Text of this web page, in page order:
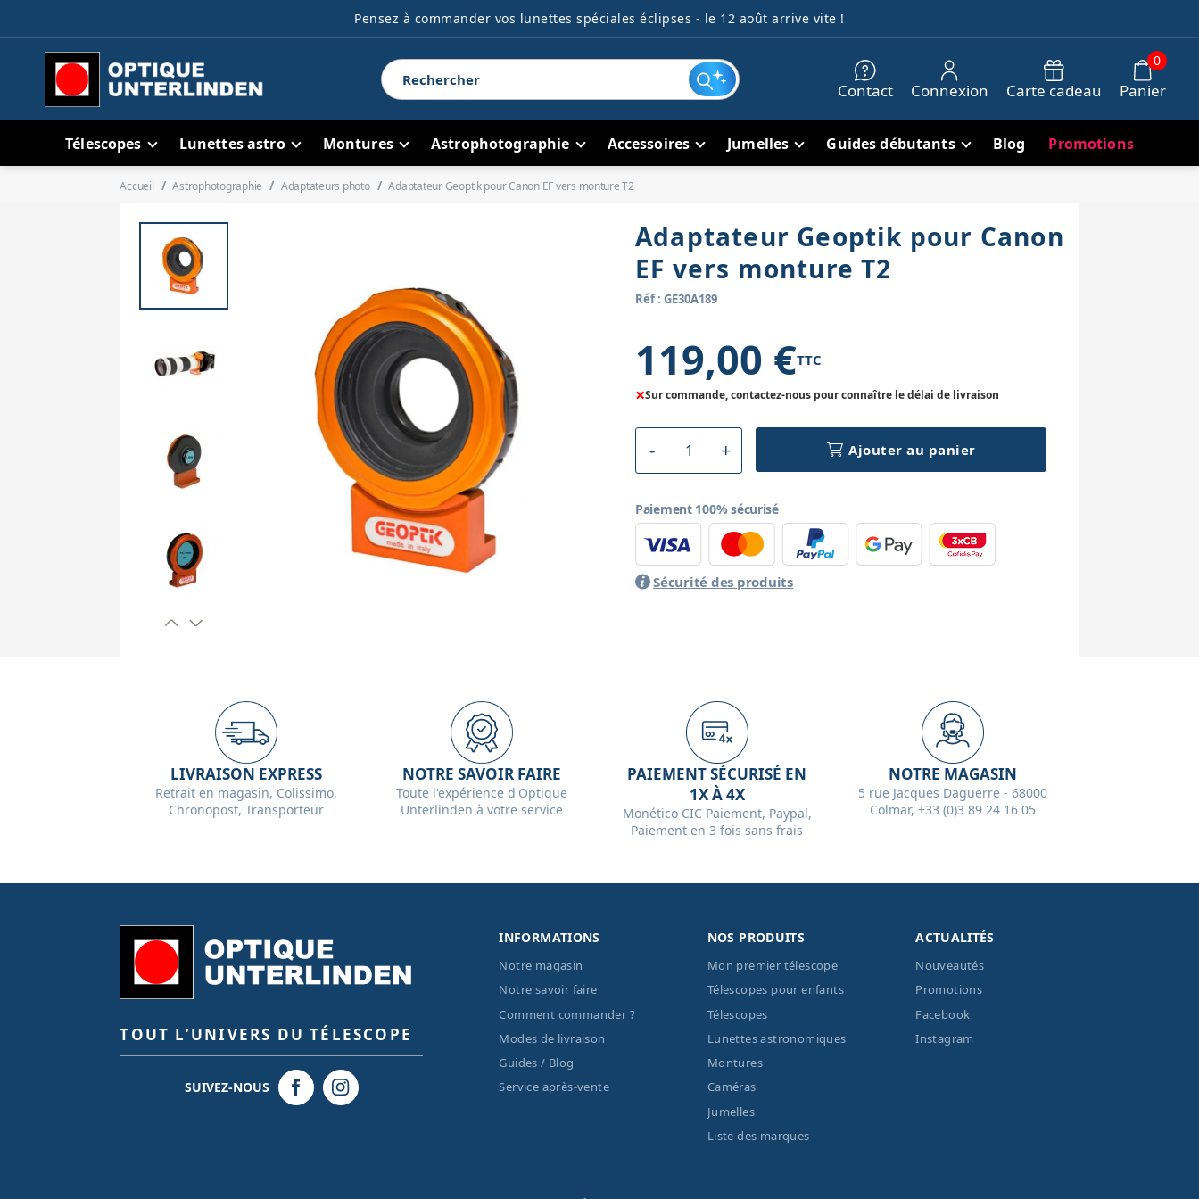
Pensez à commander vos lunettes spéciales éclipses - le 12 août arrive vite !
Contact Connexion Carte cadeau Panier
0
Télescopes Lunettes astro Montures Astrophotographie Accessoires Jumelles Guides débutants Blog Promotions
Accueil Astrophotographie Adaptateurs photo Adaptateur Geoptik pour Canon EF vers monture T2
Adaptateur Geoptik pour Canon
EF vers monture T2
Réf : GE30A189
119,00 €TTC
×Sur commande, contactez-nous pour connaître le délai de livraison
Ajouter au panier
Paiement 100% sécurisé
Sécurité des produits
LIVRAISON EXPRESS
Retrait en magasin, Colissimo,
Chronopost, Transporteur
NOTRE SAVOIR FAIRE
Toute l'expérience d'Optique
Unterlinden à votre service
PAIEMENT SÉCURISÉ EN
1X À 4X
Monético CIC Paiement, Paypal,
Paiement en 3 fois sans frais
NOTRE MAGASIN
5 rue Jacques Daguerre - 68000
Colmar, +33 (0)3 89 24 16 05
TOUT L’UNIVERS DU TÉLESCOPE
SUIVEZ-NOUS
INFORMATIONS
Notre magasin
Notre savoir faire
Comment commander ?
Modes de livraison
Guides / Blog
Service après-vente
NOS PRODUITS
Mon premier télescope
Télescopes pour enfants
Télescopes
Lunettes astronomiques
Montures
Caméras
Jumelles
Liste des marques
ACTUALITÉS
Nouveautés
Promotions
Facebook
Instagram